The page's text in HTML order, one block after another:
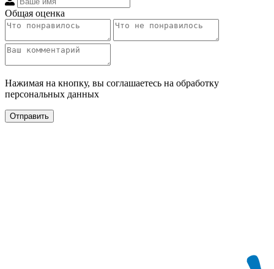
Общая оценка
Нажимая на кнопку, вы соглашаетесь на обработку
персональных данных
Отправить